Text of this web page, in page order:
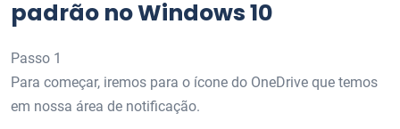
padrão no Windows 10
Passo 1
Para começar, iremos para o ícone do OneDrive que temos
em nossa área de notificação.